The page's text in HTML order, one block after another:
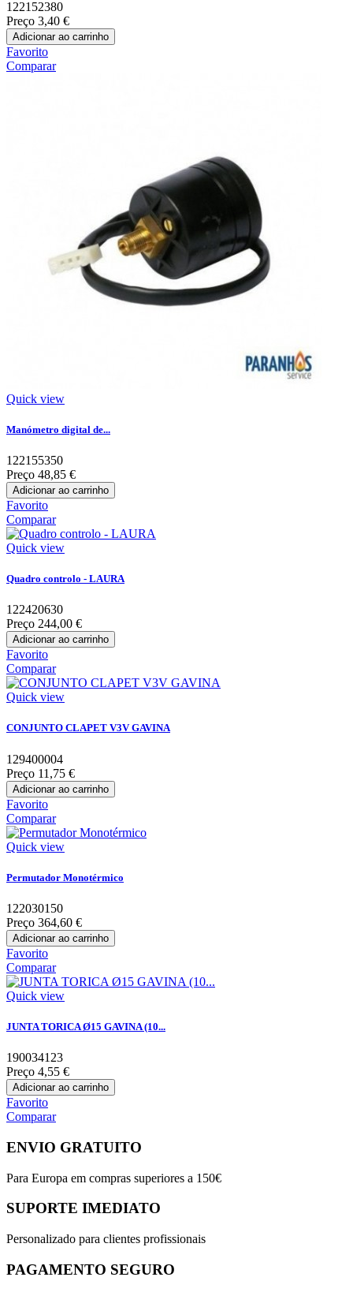
122152380
Preço 3,40 €
Adicionar ao carrinho
Favorito
Comparar
Quick view
Manómetro digital de...
122155350
Preço 48,85 €
Adicionar ao carrinho
Favorito
Comparar
Quick view
Quadro controlo - LAURA
122420630
Preço 244,00 €
Adicionar ao carrinho
Favorito
Comparar
Quick view
CONJUNTO CLAPET V3V GAVINA
129400004
Preço 11,75 €
Adicionar ao carrinho
Favorito
Comparar
Quick view
Permutador Monotérmico
122030150
Preço 364,60 €
Adicionar ao carrinho
Favorito
Comparar
Quick view
JUNTA TORICA Ø15 GAVINA (10...
190034123
Preço 4,55 €
Adicionar ao carrinho
Favorito
Comparar
ENVIO GRATUITO
Para Europa em compras superiores a 150€
SUPORTE IMEDIATO
Personalizado para clientes profissionais
PAGAMENTO SEGURO